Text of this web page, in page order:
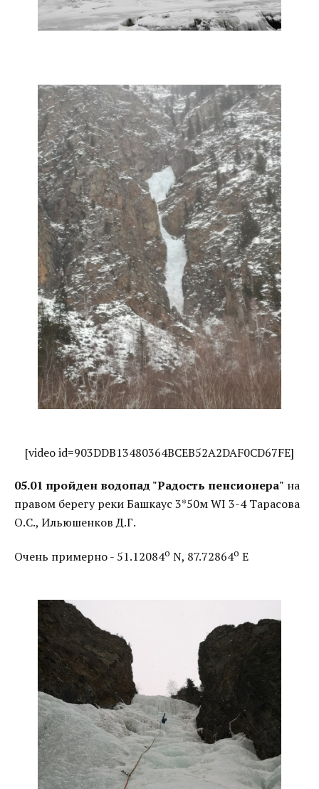
[video id=903DDB13480364BCEB52A2DAF0CD67FE]
05.01 пройден водопад "Радость пенсионера" на
правом берегу реки Башкаус 3*50м WI 3-4 Тарасова
О.С., Ильюшенков Д.Г.
Очень примерно - 51.12084o N, 87.72864o E